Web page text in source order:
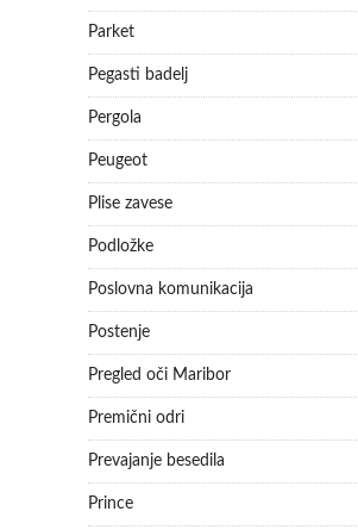
Parket
Pegasti badelj
Pergola
Peugeot
Plise zavese
Podložke
Poslovna komunikacija
Postenje
Pregled oči Maribor
Premični odri
Prevajanje besedila
Prince